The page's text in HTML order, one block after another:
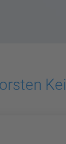
Keil